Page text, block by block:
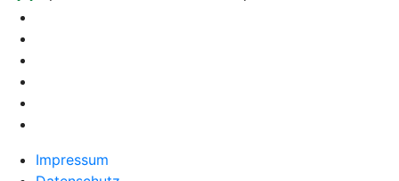
Impressum